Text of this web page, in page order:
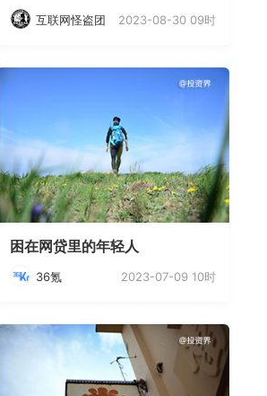
互联网怪盗团 2023-08-30 09时
困在网贷里的年轻人
36氪 2023-07-09 10时